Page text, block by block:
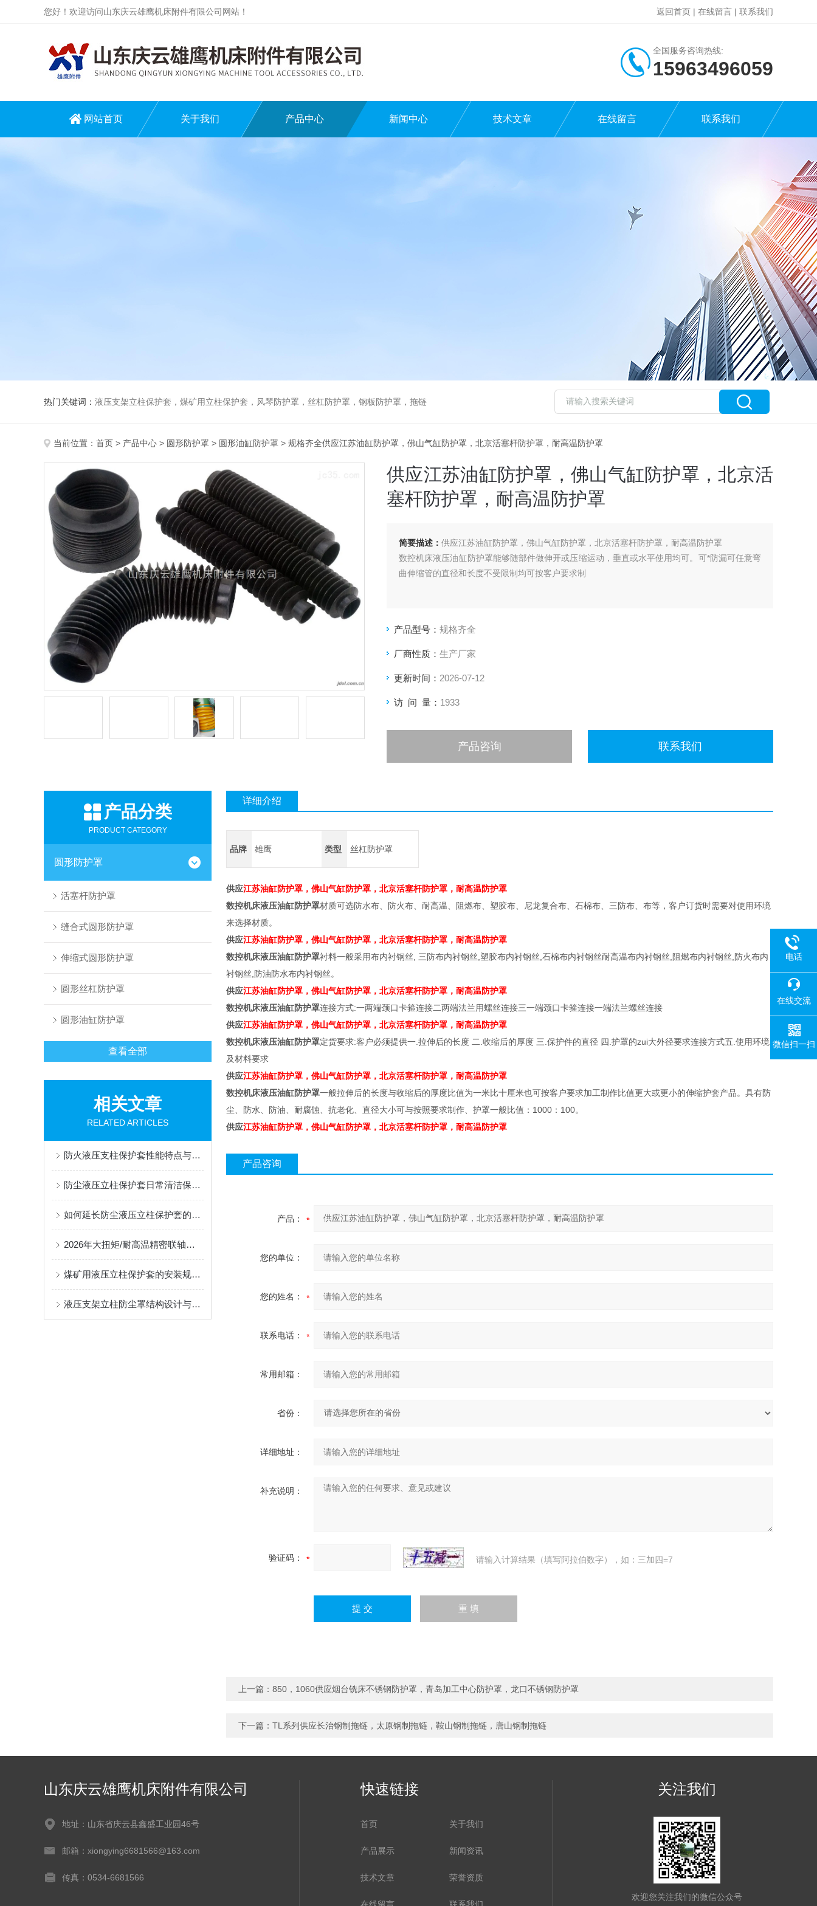
您好！欢迎访问山东庆云雄鹰机床附件有限公司网站！ 返回首页 | 在线留言 | 联系我们
全国服务咨询热线:
15963496059
网站首页 关于我们 产品中心 新闻中心 技术文章 在线留言 联系我们
热门关键词： 液压支架立柱保护套，煤矿用立柱保护套，风琴防护罩，丝杠防护罩，钢板防护罩，拖链
当前位置： 首页 > 产品中心 > 圆形防护罩 > 圆形油缸防护罩 > 规格齐全供应江苏油缸防护罩，佛山气缸防护罩，北京活塞杆防护罩，耐高温防护罩
供应江苏油缸防护罩，佛山气缸防护罩，北京活
塞杆防护罩，耐高温防护罩
简要描述： 供应江苏油缸防护罩，佛山气缸防护罩，北京活塞杆防护罩，耐高温防护罩
数控机床液压油缸防护罩能够随部件做伸开或压缩运动，垂直或水平使用均可。可*防漏可任意弯
曲伸缩管的直径和长度不受限制均可按客户要求制
产品型号： 规格齐全
厂商性质： 生产厂家
更新时间： 2026-07-12
访 问 量： 1933
产品咨询 联系我们
产品分类
PRODUCT CATEGORY
圆形防护罩
活塞杆防护罩
缝合式圆形防护罩
伸缩式圆形防护罩
圆形丝杠防护罩
圆形油缸防护罩
查看全部
相关文章
RELATED ARTICLES
防火液压支柱保护套性能特点与阻燃防护应用
防尘液压立柱保护套日常清洁保养与更换规范
如何延长防尘液压立柱保护套的使用寿命？
2026年大扭矩/耐高温精密联轴器定制找哪家？能实现精准定制的优质厂家盘点
煤矿用液压立柱保护套的安装规范与使用寿命提升方案
液压支架立柱防尘罩结构设计与密封防护原理
详细介绍
品牌 雄鹰 类型 丝杠防护罩
供应江苏油缸防护罩，佛山气缸防护罩，北京活塞杆防护罩，耐高温防护罩
数控机床液压油缸防护罩材质可选防水布、防火布、耐高温、阻燃布、塑胶布、尼龙复合布、石棉布、三防布、布等，客户订货时需要对使用环境
来选择材质。
供应江苏油缸防护罩，佛山气缸防护罩，北京活塞杆防护罩，耐高温防护罩
数控机床液压油缸防护罩衬料一般采用布内衬钢丝, 三防布内衬钢丝,塑胶布内衬钢丝,石棉布内衬钢丝耐高温布内衬钢丝,阻燃布内衬钢丝,防火布内
衬钢丝,防油防水布内衬钢丝。
供应江苏油缸防护罩，佛山气缸防护罩，北京活塞杆防护罩，耐高温防护罩
数控机床液压油缸防护罩连接方式:一两端颈口卡箍连接二两端法兰用螺丝连接三一端颈口卡箍连接一端法兰螺丝连接
供应江苏油缸防护罩，佛山气缸防护罩，北京活塞杆防护罩，耐高温防护罩
数控机床液压油缸防护罩定货要求:客户必须提供一.拉伸后的长度 二.收缩后的厚度 三.保护件的直径 四.护罩的zui大外径要求连接方式五.使用环境
及材料要求
供应江苏油缸防护罩，佛山气缸防护罩，北京活塞杆防护罩，耐高温防护罩
数控机床液压油缸防护罩一般拉伸后的长度与收缩后的厚度比值为一米比十厘米也可按客户要求加工制作比值更大或更小的伸缩护套产品。具有防
尘、防水、防油、耐腐蚀、抗老化、直径大小可与按照要求制作、护罩一般比值：1000：100。
供应江苏油缸防护罩，佛山气缸防护罩，北京活塞杆防护罩，耐高温防护罩
产品咨询
产品：
您的单位：
您的姓名：
联系电话：
常用邮箱：
省份：
详细地址：
补充说明：
验证码： 请输入计算结果（填写阿拉伯数字），如：三加四=7
上一篇： 850，1060供应烟台铣床不锈钢防护罩，青岛加工中心防护罩，龙口不锈钢防护罩
下一篇： TL系列供应长治钢制拖链，太原钢制拖链，鞍山钢制拖链，唐山钢制拖链
山东庆云雄鹰机床附件有限公司
地址：山东省庆云县鑫盛工业园46号
邮箱：xiongying6681566@163.com
传真：0534-6681566
快速链接
首页 关于我们
产品展示 新闻资讯
技术文章 荣誉资质
关注我们
欢迎您关注我们的微信公众号
电话
在线交流
微信扫一扫